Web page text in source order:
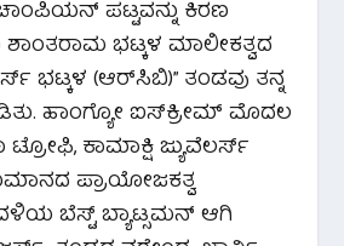
ಪಟ್ಟವನ್ನು ಕಿರಣ
ಭಟ್ಕಳ ಮಾಲೀಕತ್ವದ
ಭಟ್ಕಳ (ಆರ್‌ಸಿಬಿ)” ತಂಡವು ತನ್ನ
ಹಾಂಗ್ಯೋ ಐಸ್‌ಕ್ರೀಮ್ ಮೊದಲ
ಕಾಮಾಕ್ಷಿ ಜ್ಯುವೆಲರ್ಸ್
ಪ್ರಾಯೋಜಕತ್ವ
ಬೆಸ್ಟ್ ಬ್ಯಾಟ್ಸಮನ್ ಆಗಿ